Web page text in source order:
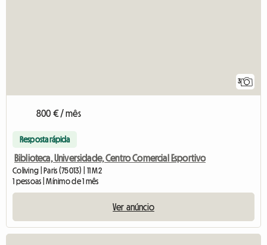
3
800 € / mês
Resposta rápida
Biblioteca, Universidade, Centro Comercial Esportivo
Coliving | Paris (75013) | 11 M2
1 pessoas | Mínimo de 1 mês
Ver anúncio